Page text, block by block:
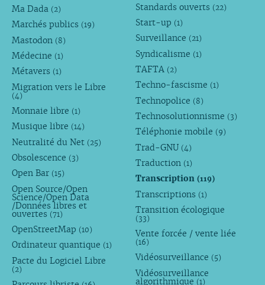
Ma Dada (2)
Marchés publics (19)
Mastodon (8)
Médecine (1)
Métavers (1)
Migration vers le Libre
(4)
Monnaie libre (1)
Musique libre (14)
Neutralité du Net (25)
Obsolescence (3)
Open Bar (15)
Open Source/Open
Science/Open Data
/Données libres et
ouvertes (71)
OpenStreetMap (10)
Ordinateur quantique (1)
Pacte du Logiciel Libre
(2)
Standards ouverts (22)
Start-up (1)
Surveillance (21)
Syndicalisme (1)
TAFTA (2)
Techno-fascisme (1)
Technopolice (8)
Technosolutionnisme (3)
Téléphonie mobile (9)
Trad-GNU (4)
Traduction (1)
Transcription(119)
Transcriptions (1)
Transition écologique
(33)
Vente forcée / vente liée
(16)
Vidéosurveillance (5)
Vidéosurveillance
algorithmique (1)